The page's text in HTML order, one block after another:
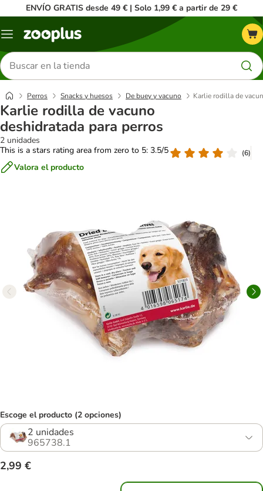
ENVÍO GRATIS desde 49 € | Solo 1,99 € a partir de 29 €
Menú
Buscar
productos
Perros Snacks y huesos De buey y vacuno Karlie rodilla de
Karlie rodilla de vacuno
deshidratada para perros
2 unidades
This is a stars rating area from zero to 5: 3.5/5
(6)
Valora el producto
Escoge el producto (2 opciones)
2 unidades
965738.1
2,99 €